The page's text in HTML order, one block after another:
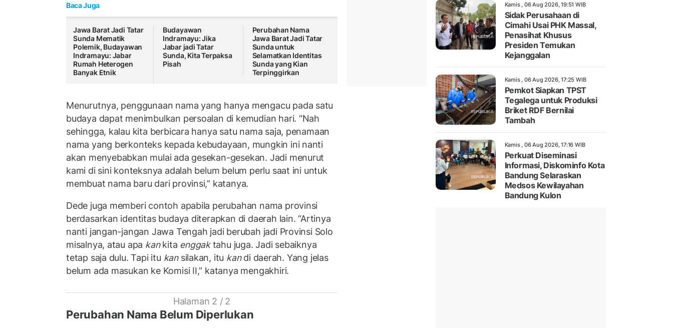
Baca Juga
Jawa Barat Jadi Tatar
Sunda Mematik
Polemik, Budayawan
Indramayu: Jabar
Rumah Heterogen
Banyak Etnik
Budayawan
Indramayu: Jika
Jabar jadi Tatar
Sunda, Kita Terpaksa
Pisah
Perubahan Nama
Jawa Barat Jadi Tatar
Sunda untuk
Selamatkan Identitas
Sunda yang Kian
Terpinggirkan
Menurutnya, penggunaan nama yang hanya mengacu pada satu
budaya dapat menimbulkan persoalan di kemudian hari. “Nah
sehingga, kalau kita berbicara hanya satu nama saja, penamaan
nama yang berkonteks kepada kebudayaan, mungkin ini nanti
akan menyebabkan mulai ada gesekan-gesekan. Jadi menurut
kami di sini konteksnya adalah belum belum perlu saat ini untuk
membuat nama baru dari provinsi,” katanya.
Dede juga memberi contoh apabila perubahan nama provinsi
berdasarkan identitas budaya diterapkan di daerah lain. “Artinya
nanti jangan-jangan Jawa Tengah jadi berubah jadi Provinsi Solo
misalnya, atau apa kankita enggaktahu juga. Jadi sebaiknya
tetap saja dulu. Tapi itu kansilakan, itu kandi daerah. Yang jelas
belum ada masukan ke Komisi II,” katanya mengakhiri.
Halaman 2 / 2
Perubahan Nama Belum Diperlukan
Kamis , 06 Aug 2026, 19:51 WIB
Sidak Perusahaan di
Cimahi Usai PHK Massal,
Penasihat Khusus
Presiden Temukan
Kejanggalan
Kamis , 06 Aug 2026, 17:25 WIB
Pemkot Siapkan TPST
Tegalega untuk Produksi
Briket RDF Bernilai
Tambah
Kamis , 06 Aug 2026, 17:16 WIB
Perkuat Diseminasi
Informasi, Diskominfo Kota
Bandung Selaraskan
Medsos Kewilayahan
Bandung Kulon